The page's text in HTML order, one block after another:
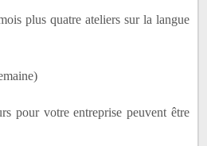
plus quatre ateliers sur la langue
pour votre entreprise peuvent être